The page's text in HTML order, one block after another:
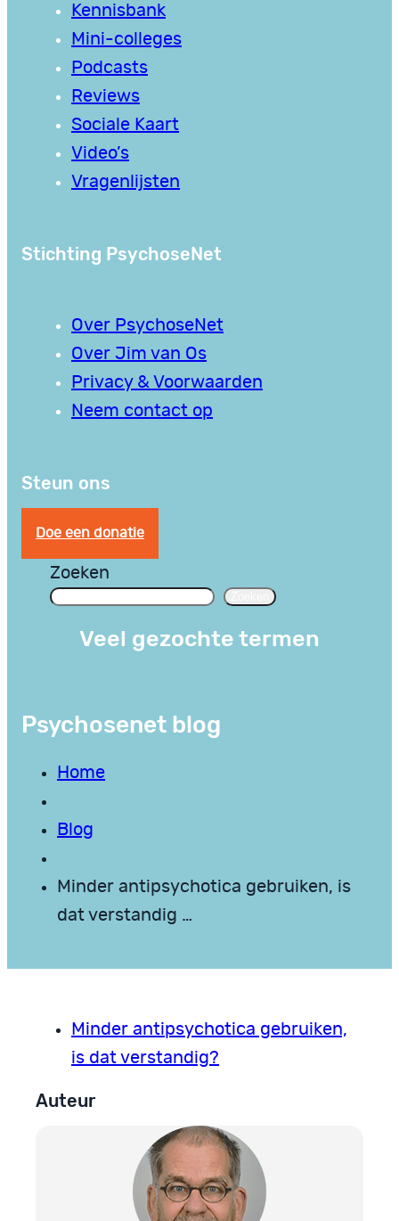
Kennisbank
Mini-colleges
Podcasts
Reviews
Sociale Kaart
Video’s
Vragenlijsten
Stichting PsychoseNet
Over PsychoseNet
Over Jim van Os
Privacy & Voorwaarden
Neem contact op
Steun ons
Doe een donatie
Zoeken
Veel gezochte termen
Psychosenet blog
Home
Blog
Minder antipsychotica gebruiken, is
dat verstandig …
Minder antipsychotica gebruiken,
is dat verstandig?
Auteur